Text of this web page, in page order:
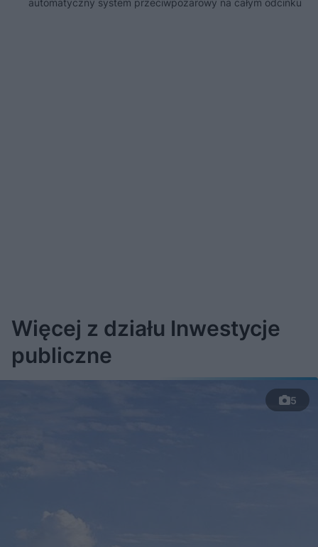
automatyczny system przeciwpożarowy na całym odcinku
Więcej z działu Inwestycje
publiczne
5